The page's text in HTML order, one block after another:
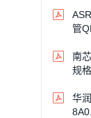
管
南
规
华